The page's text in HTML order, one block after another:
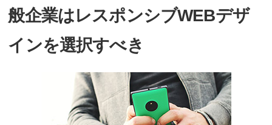
般企業はレスポンシブWEBデザ
インを選択すべき